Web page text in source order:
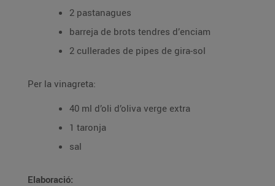
2 pastanagues
barreja de brots tendres d’enciam
2 cullerades de pipes de gira-sol
Per la vinagreta:
40 ml d’oli d’oliva verge extra
1 taronja
sal
Elaboració: